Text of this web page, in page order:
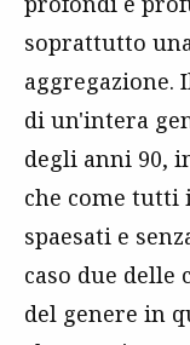
soprattutto
aggregazione.
di un'intera
degli anni 90,
che come tutti
spaesati e
caso due
del genere in